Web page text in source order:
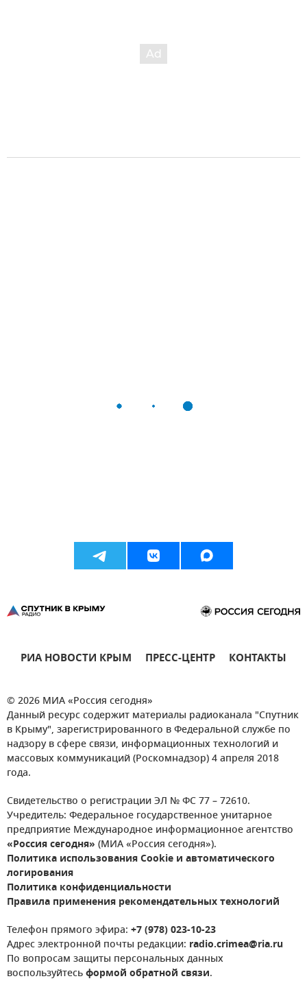
РИА НОВОСТИ КРЫМ ПРЕСС-ЦЕНТР КОНТАКТЫ
© 2026 МИА «Россия сегодня»
Данный ресурс содержит материалы радиоканала "Спутник
в Крыму", зарегистрированного в Федеральной службе по
надзору в сфере связи, информационных технологий и
массовых коммуникаций (Роскомнадзор) 4 апреля 2018
года.
Свидетельство о регистрации ЭЛ № ФС 77 – 72610.
Учредитель: Федеральное государственное унитарное
предприятие Международное информационное агентство
«Россия сегодня» (МИА «Россия сегодня»).
Политика использования Cookie и автоматического
логирования
Политика конфиденциальности
Правила применения рекомендательных технологий
Телефон прямого эфира: +7 (978) 023-10-23
Адрес электронной почты редакции: radio.crimea@ria.ru
По вопросам защиты персональных данных
воспользуйтесьформой обратной связи.